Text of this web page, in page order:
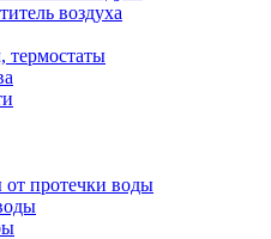
воздуха
термостаты
от протечки воды